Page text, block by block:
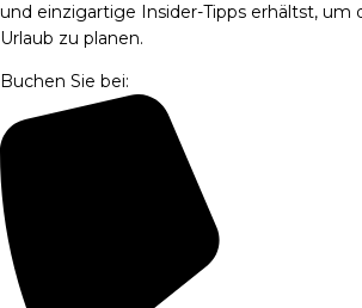
und einzigartige Insider-Tipps erhältst, um
Urlaub zu planen.
Buchen Sie bei: